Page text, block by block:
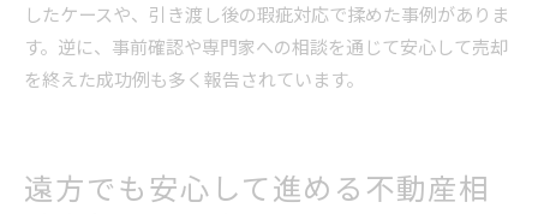
したケースや、引き渡し後の瑕疵対応で揉めた事例がありま
す。逆に、事前確認や専門家への相談を通じて安心して売却
を終えた成功例も多く報告されています。
遠方でも安心して進める不動産相